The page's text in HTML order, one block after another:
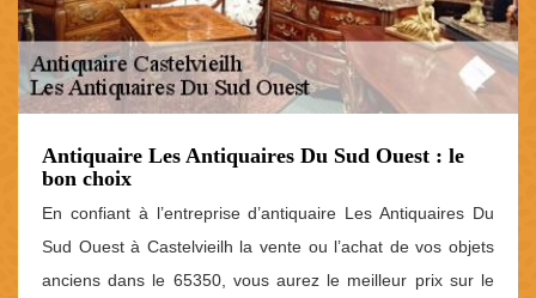
Antiquaire Les Antiquaires Du Sud Ouest : le
bon choix
En confiant à l’entreprise d’antiquaire Les Antiquaires Du
Sud Ouest à Castelvieilh la vente ou l’achat de vos objets
anciens dans le 65350, vous aurez le meilleur prix sur le